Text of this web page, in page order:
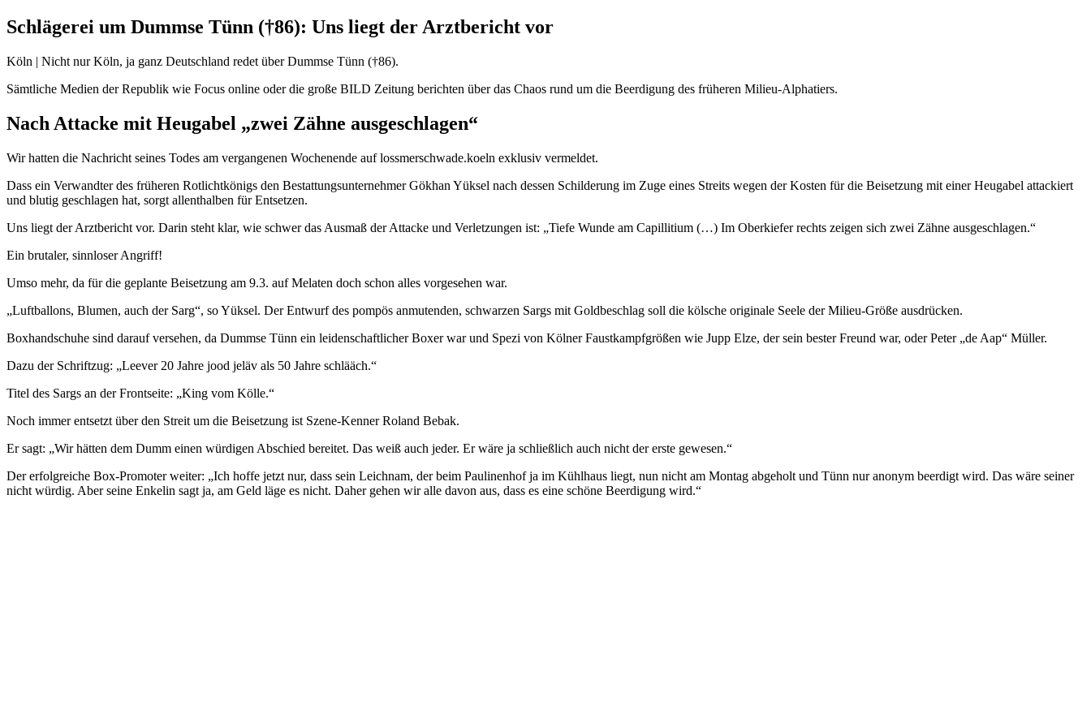
Schlägerei um Dummse Tünn (†86): Uns liegt der Arztbericht vor
Köln | Nicht nur Köln, ja ganz Deutschland redet über Dummse Tünn (†86).
Sämtliche Medien der Republik wie Focus online oder die große BILD Zeitung berichten über das Chaos rund um die Beerdigung des früheren Milieu-Alphatiers.
Nach Attacke mit Heugabel „zwei Zähne ausgeschlagen“
Wir hatten die Nachricht seines Todes am vergangenen Wochenende auf lossmerschwade.koeln exklusiv vermeldet.
Dass ein Verwandter des früheren Rotlichtkönigs den Bestattungsunternehmer Gökhan Yüksel nach dessen Schilderung im Zuge eines Streits wegen der Kosten für die Beisetzung mit einer Heugabel attackiert
und blutig geschlagen hat, sorgt allenthalben für Entsetzen.
Uns liegt der Arztbericht vor. Darin steht klar, wie schwer das Ausmaß der Attacke und Verletzungen ist: „Tiefe Wunde am Capillitium (…) Im Oberkiefer rechts zeigen sich zwei Zähne ausgeschlagen.“
Ein brutaler, sinnloser Angriff!
Umso mehr, da für die geplante Beisetzung am 9.3. auf Melaten doch schon alles vorgesehen war.
„Luftballons, Blumen, auch der Sarg“, so Yüksel. Der Entwurf des pompös anmutenden, schwarzen Sargs mit Goldbeschlag soll die kölsche originale Seele der Milieu-Größe ausdrücken.
Boxhandschuhe sind darauf versehen, da Dummse Tünn ein leidenschaftlicher Boxer war und Spezi von Kölner Faustkampfgrößen wie Jupp Elze, der sein bester Freund war, oder Peter „de Aap“ Müller.
Dazu der Schriftzug: „Leever 20 Jahre jood jeläv als 50 Jahre schlääch.“
Titel des Sargs an der Frontseite: „King vom Kölle.“
Noch immer entsetzt über den Streit um die Beisetzung ist Szene-Kenner Roland Bebak.
Er sagt: „Wir hätten dem Dumm einen würdigen Abschied bereitet. Das weiß auch jeder. Er wäre ja schließlich auch nicht der erste gewesen.“
Der erfolgreiche Box-Promoter weiter: „Ich hoffe jetzt nur, dass sein Leichnam, der beim Paulinenhof ja im Kühlhaus liegt, nun nicht am Montag abgeholt und Tünn nur anonym beerdigt wird. Das wäre seiner
nicht würdig. Aber seine Enkelin sagt ja, am Geld läge es nicht. Daher gehen wir alle davon aus, dass es eine schöne Beerdigung wird.“